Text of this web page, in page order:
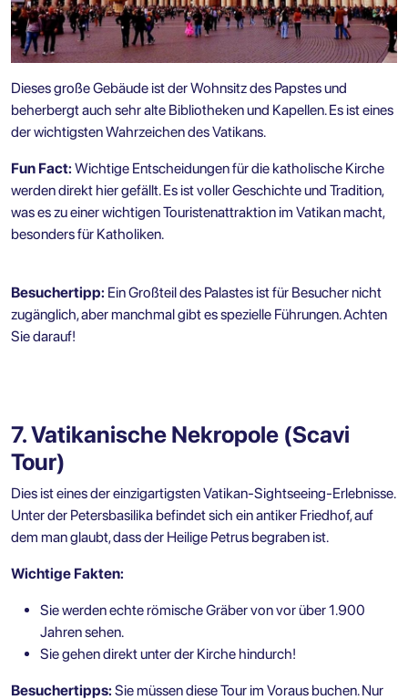
Dieses große Gebäude ist der Wohnsitz des Papstes und
beherbergt auch sehr alte Bibliotheken und Kapellen. Es ist eines
der wichtigsten Wahrzeichen des Vatikans.
Fun Fact: Wichtige Entscheidungen für die katholische Kirche
werden direkt hier gefällt. Es ist voller Geschichte und Tradition,
was es zu einer wichtigen Touristenattraktion im Vatikan macht,
besonders für Katholiken.
Besuchertipp: Ein Großteil des Palastes ist für Besucher nicht
zugänglich, aber manchmal gibt es spezielle Führungen. Achten
Sie darauf!
7. Vatikanische Nekropole (Scavi
Tour)
Dies ist eines der einzigartigsten Vatikan-Sightseeing-Erlebnisse.
Unter der Petersbasilika befindet sich ein antiker Friedhof, auf
dem man glaubt, dass der Heilige Petrus begraben ist.
Wichtige Fakten:
Sie werden echte römische Gräber von vor über 1.900
Jahren sehen.
Sie gehen direkt unter der Kirche hindurch!
Besuchertipps: Sie müssen diese Tour im Voraus buchen. Nur